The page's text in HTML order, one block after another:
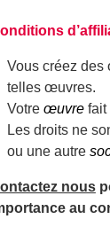
Vous créez
telles œuvres.
Votre œuvrefait
Les droits ne
ou une autre
nous
au